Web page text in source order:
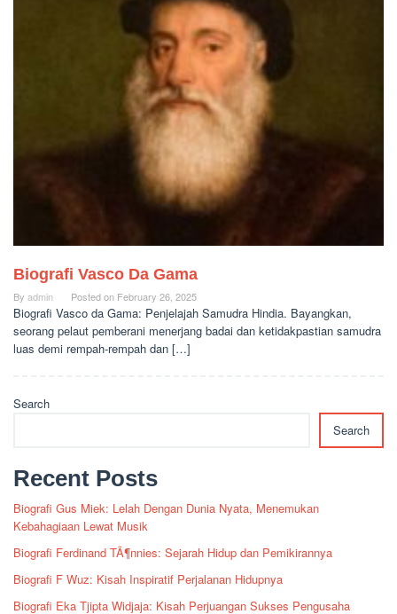
Biografi Vasco Da Gama
By admin Posted on February 26, 2025
Biografi Vasco da Gama: Penjelajah Samudra Hindia. Bayangkan,
seorang pelaut pemberani menerjang badai dan ketidakpastian samudra
luas demi rempah-rempah dan […]
Search
Search
Recent Posts
Biografi Gus Miek: Lelah Dengan Dunia Nyata, Menemukan
Kebahagiaan Lewat Musik
Biografi Ferdinand TÃ¶nnies: Sejarah Hidup dan Pemikirannya
Biografi F Wuz: Kisah Inspiratif Perjalanan Hidupnya
Biografi Eka Tjipta Widjaja: Kisah Perjuangan Sukses Pengusaha